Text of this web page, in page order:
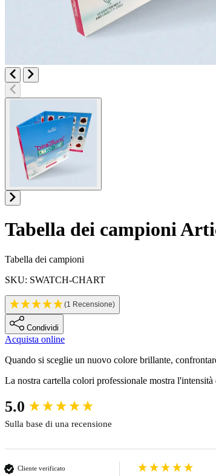
Tabella dei campioni
Informazioni sul prodotto
Tabella dei campioni
SKU: SWATCH-CHART
(1 Recensione)
Condividi
Acquista online
Description
Quando si sceglie un nuovo colore brillante,
La nostra cartella colori professionale mostra
5.0
Sulla base di una recensione
Cliente verificato
New content loaded